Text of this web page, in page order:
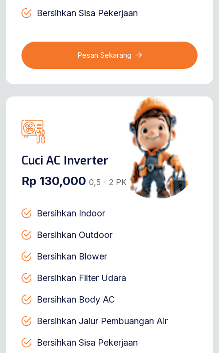
Bersihkan Sisa Pekerjaan
Pesan Sekarang
Cuci AC Inverter
Rp 130,000 0,5 - 2 PK
Bersihkan Indoor
Bersihkan Outdoor
Bersihkan Blower
Bersihkan Filter Udara
Bersihkan Body AC
Bersihkan Jalur Pembuangan Air
Bersihkan Sisa Pekerjaan